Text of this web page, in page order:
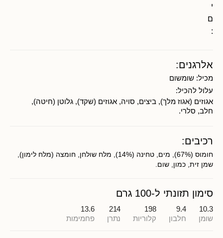
י
ם
:
אלרגנים:
מכיל: שומשום
עלול להכיל:
אגוזים (אגוז מלך), ביצים, סויה, אגוזים (שקד), גלוטן (חיטה),
חלב, סלרי.
רכיבים:
חומוס (67%), מים, טחינה (14%), מלח שולחן, חומצה (מלח לימון),
שמן זית, כמון, שום.
סימון תזונתי ל-100 גרם
10.3
שומן
9.4
חלבון
198
קלוריות
214
נתרן
13.6
פחמימות